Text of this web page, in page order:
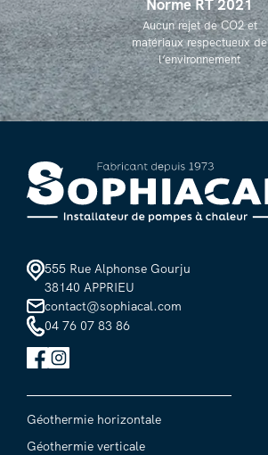
Norme RT 2021
Aucun rejet de CO2 et
matériaux respectueux de
l’environnement
555 Rue Alphonse Gourju
38140 APPRIEU
contact@sophiacal.com
04 76 07 83 86
Géothermie horizontale
Géothermie verticale